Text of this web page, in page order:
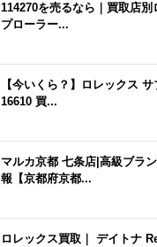
114270を売るなら｜買取店別
プローラー...
【今いくら？】ロレックス
16610 買...
マルカ京都 七条店|高級ブラ
報【京都府京都...
ロレックス買取｜ デイトナ